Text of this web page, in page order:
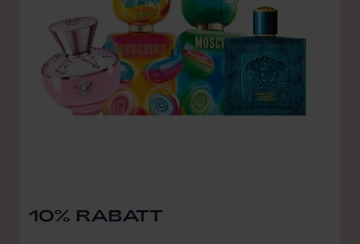
10% RABATT